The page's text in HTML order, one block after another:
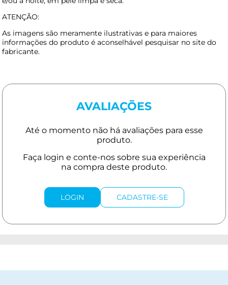
ATENÇÃO:
As imagens são meramente ilustrativas e para maiores
informações do produto é aconselhável pesquisar no site do
fabricante.
AVALIAÇÕES
LOGIN CADASTRE-SE